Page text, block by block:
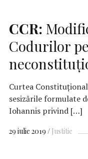
CCR:
Codurilor
Curtea
sesizările formulate
Iohannis privind […]
29 iulie 2019 Justitie